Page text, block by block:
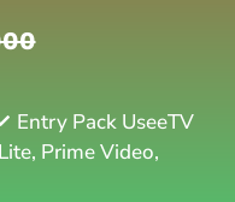
Entry Pack UseeTV
Prime Video,